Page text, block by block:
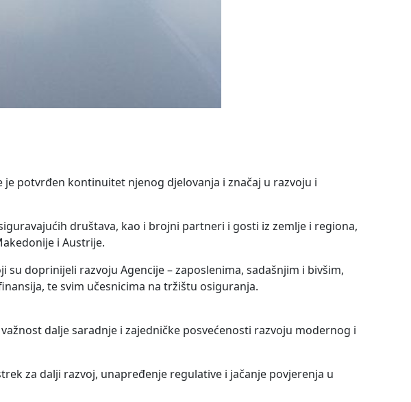
je potvrđen kontinuitet njenog djelovanja i značaj u razvoju i
društava, kao i brojni partneri i gosti iz zemlje i regiona,
i Austrije.
doprinijeli razvoju Agencije – zaposlenima, sadašnjim i bivšim,
te svim učesnicima na tržištu osiguranja.
dalje saradnje i zajedničke posvećenosti razvoju modernog i
za dalji razvoj, unapređenje regulative i jačanje povjerenja u